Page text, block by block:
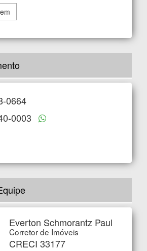
0664
0003
Everton Schmorantz Paul
Corretor de Imóveis
CRECI 33177